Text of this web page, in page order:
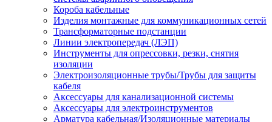
Короба кабельные
Изделия монтажные для коммуникационных сетей
Трансформаторные подстанции
Линии электропередач (ЛЭП)
Инструменты для опрессовки, резки, снятия
изоляции
Электроизоляционные трубы/Трубы для защиты
кабеля
Аксессуары для канализационной системы
Аксессуары для электроинструментов
Арматура кабельная/Изоляционные материалы